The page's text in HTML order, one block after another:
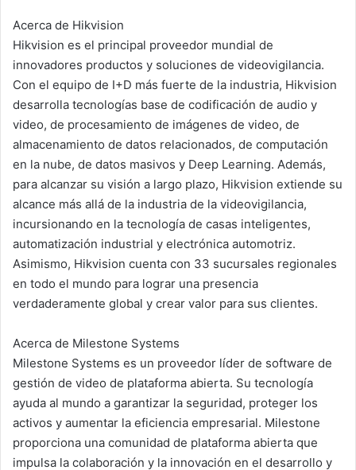
Acerca de Hikvision
Hikvision es el principal proveedor mundial de
innovadores productos y soluciones de videovigilancia.
Con el equipo de I+D más fuerte de la industria, Hikvision
desarrolla tecnologías base de codificación de audio y
video, de procesamiento de imágenes de video, de
almacenamiento de datos relacionados, de computación
en la nube, de datos masivos y Deep Learning. Además,
para alcanzar su visión a largo plazo, Hikvision extiende su
alcance más allá de la industria de la videovigilancia,
incursionando en la tecnología de casas inteligentes,
automatización industrial y electrónica automotriz.
Asimismo, Hikvision cuenta con 33 sucursales regionales
en todo el mundo para lograr una presencia
verdaderamente global y crear valor para sus clientes.
Acerca de Milestone Systems
Milestone Systems es un proveedor líder de software de
gestión de video de plataforma abierta. Su tecnología
ayuda al mundo a garantizar la seguridad, proteger los
activos y aumentar la eficiencia empresarial. Milestone
proporciona una comunidad de plataforma abierta que
impulsa la colaboración y la innovación en el desarrollo y